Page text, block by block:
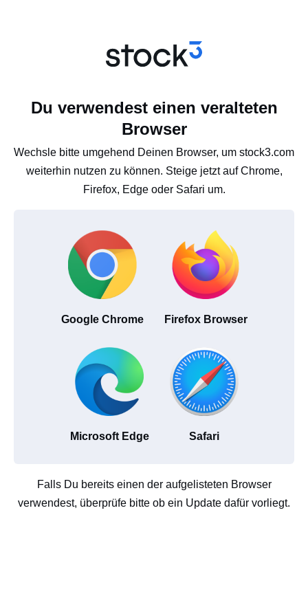
Du verwendest einen veralteten
Browser
Wechsle bitte umgehend Deinen Browser, um stock3.com
weiterhin nutzen zu können. Steige jetzt auf Chrome,
Firefox, Edge oder Safari um.
Google Chrome Firefox Browser
Microsoft Edge Safari
Falls Du bereits einen der aufgelisteten Browser
verwendest, überprüfe bitte ob ein Update dafür vorliegt.